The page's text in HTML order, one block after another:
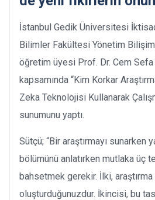
İstanbul Gedik Üniversitesi
Bilimler Fakültesi Yönetim
öğretim üyesi Prof. Dr. Cem
kapsamında “Kim Korkar
Zeka Teknolojisi Kullanarak
sunumunu yaptı.
Sütçü; “Bir araştırmayı sunarken
bölümünü anlatırken mutlaka üç
bahsetmek gerekir. İlki, araştırma
oluşturduğunuzdur. İkincisi, bu